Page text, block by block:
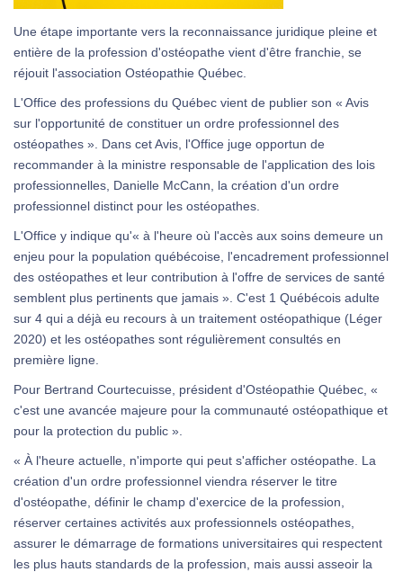
Une étape importante vers la reconnaissance juridique pleine et
entière de la profession d'ostéopathe vient d'être franchie, se
réjouit l'association Ostéopathie Québec.
L'Office des professions du Québec vient de publier son « Avis
sur l'opportunité de constituer un ordre professionnel des
ostéopathes ». Dans cet Avis, l'Office juge opportun de
recommander à la ministre responsable de l'application des lois
professionnelles, Danielle McCann, la création d'un ordre
professionnel distinct pour les ostéopathes.
L'Office y indique qu'« à l'heure où l'accès aux soins demeure un
enjeu pour la population québécoise, l'encadrement professionnel
des ostéopathes et leur contribution à l'offre de services de santé
semblent plus pertinents que jamais ». C'est 1 Québécois adulte
sur 4 qui a déjà eu recours à un traitement ostéopathique (Léger
2020) et les ostéopathes sont régulièrement consultés en
première ligne.
Pour Bertrand Courtecuisse, président d'Ostéopathie Québec, «
c'est une avancée majeure pour la communauté ostéopathique et
pour la protection du public ».
« À l'heure actuelle, n'importe qui peut s'afficher ostéopathe. La
création d'un ordre professionnel viendra réserver le titre
d'ostéopathe, définir le champ d'exercice de la profession,
réserver certaines activités aux professionnels ostéopathes,
assurer le démarrage de formations universitaires qui respectent
les plus hauts standards de la profession, mais aussi asseoir la